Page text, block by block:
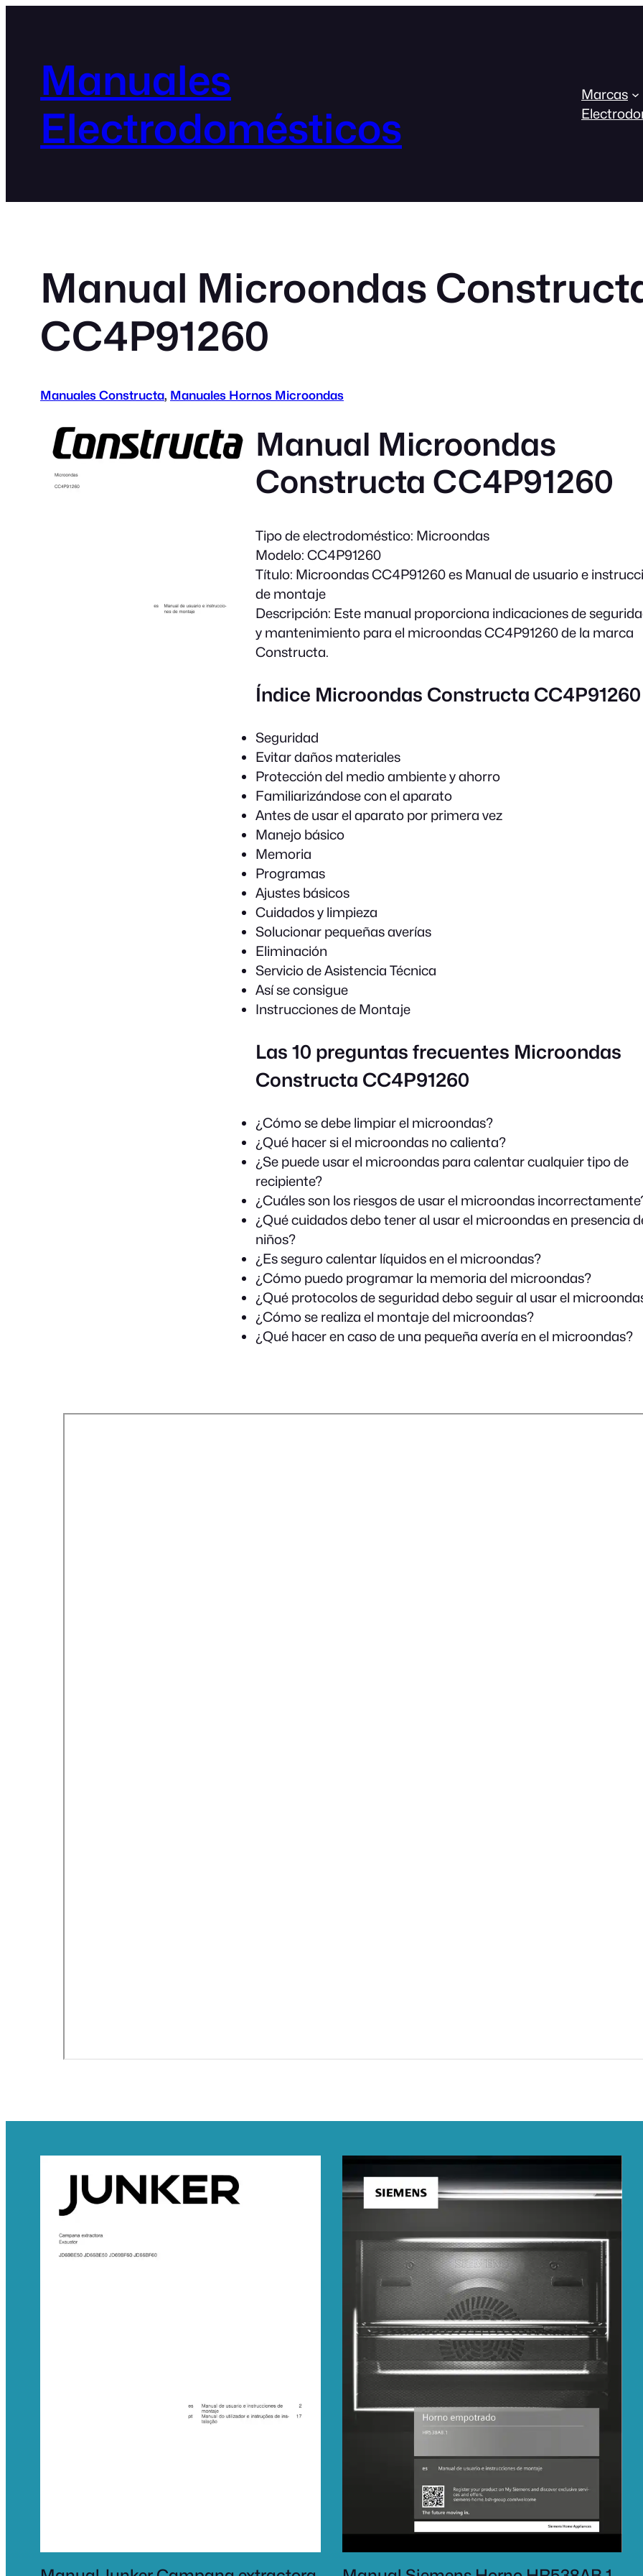
Manuales
Electrodomésticos
Marcas
Manual Microondas
CC4P91260
Manuales Constructa, Manuales Hornos Microondas
Manual Microondas
Constructa CC4P91260
Tipo de electrodoméstico: Microondas
Modelo: CC4P91260
Título: Microondas CC4P91260 es Manual de usuario e
de montaje
Descripción: Este manual proporciona indicaciones de
y mantenimiento para el microondas CC4P91260 de la marca
Constructa.
Índice Microondas Constructa CC4P91260
Seguridad
Evitar daños materiales
Protección del medio ambiente y ahorro
Familiarizándose con el aparato
Antes de usar el aparato por primera vez
Manejo básico
Memoria
Programas
Ajustes básicos
Cuidados y limpieza
Solucionar pequeñas averías
Eliminación
Servicio de Asistencia Técnica
Así se consigue
Instrucciones de Montaje
Las 10 preguntas frecuentes Microondas
Constructa CC4P91260
¿Cómo se debe limpiar el microondas?
¿Qué hacer si el microondas no calienta?
¿Se puede usar el microondas para calentar cualquier tipo de
recipiente?
¿Cuáles son los riesgos de usar el microondas
¿Qué cuidados debo tener al usar el microondas en presencia
niños?
¿Es seguro calentar líquidos en el microondas?
¿Cómo puedo programar la memoria del microondas?
¿Qué protocolos de seguridad debo seguir al usar el
¿Cómo se realiza el montaje del microondas?
¿Qué hacer en caso de una pequeña avería en el microondas?